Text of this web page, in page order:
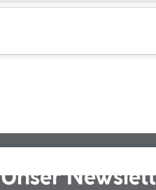
Unser